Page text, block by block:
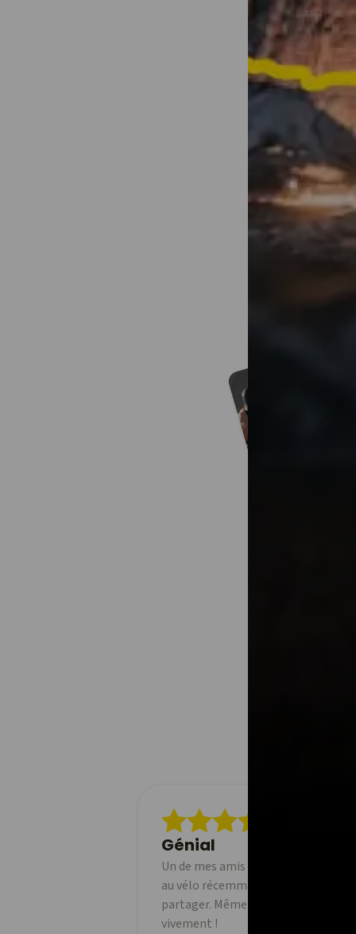
d'une
partagées !
Génial
Un de mes amis a commencé à
au vélo récemment et j'adore
partager. Même la version gratuite
vivement !